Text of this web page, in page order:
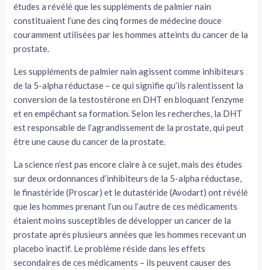
études a révélé que les suppléments de palmier nain
constituaient l’une des cinq formes de médecine douce
couramment utilisées par les hommes atteints du cancer de la
prostate.
Les suppléments de palmier nain agissent comme inhibiteurs
de la 5-alpha réductase – ce qui signifie qu’ils ralentissent la
conversion de la testostérone en DHT en bloquant l’enzyme
et en empêchant sa formation. Selon les recherches, la DHT
est responsable de l’agrandissement de la prostate, qui peut
être une cause du cancer de la prostate.
La science n’est pas encore claire à ce sujet, mais des études
sur deux ordonnances d’inhibiteurs de la 5-alpha réductase,
le finastéride (Proscar) et le dutastéride (Avodart) ont révélé
que les hommes prenant l’un ou l’autre de ces médicaments
étaient moins susceptibles de développer un cancer de la
prostate après plusieurs années que les hommes recevant un
placebo inactif. Le problème réside dans les effets
secondaires de ces médicaments – ils peuvent causer des